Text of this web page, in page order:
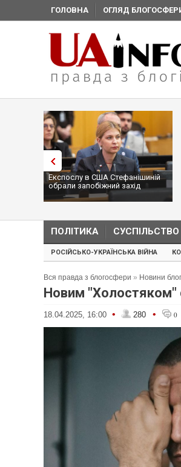
ГОЛОВНА ОГЛЯД
Експослу в США Стефанішиній
обрали запобіжний захід
ПОЛІТИКА СУСПІЛЬСТВО
РОСІЙСЬКО-УКРАЇНСЬКА ВІЙНА
Вся правда з блогосфери » Новини
Новим "Холостяком"
18.04.2025, 16:00 • 280 • 0